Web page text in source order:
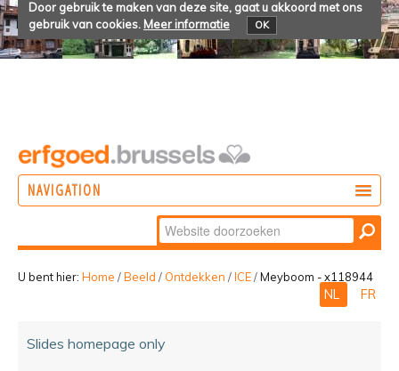
Door gebruik te maken van deze site, gaat u akkoord met ons
gebruik van cookies. Meer informatie OK
NAVIGATION
Zoek
Geavanceerd
zoeken...
U bent hier: Home /Beeld / Ontdekken /ICE/Meyboom - x118944
NL FR
Slides homepage only